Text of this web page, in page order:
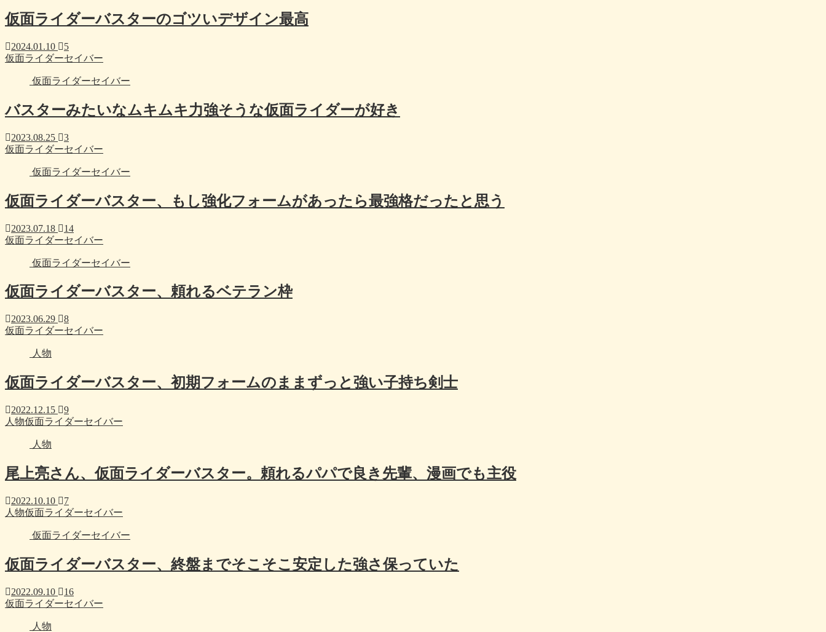
仮面ライダーバスターのゴツいデザイン最高
2024.01.10
5
仮面ライダーセイバー
仮面ライダーセイバー
バスターみたいなムキムキ力強そうな仮面ライダーが好き
2023.08.25
3
仮面ライダーセイバー
仮面ライダーセイバー
仮面ライダーバスター、もし強化フォームがあったら最強格だったと思う
2023.07.18
14
仮面ライダーセイバー
仮面ライダーセイバー
仮面ライダーバスター、頼れるベテラン枠
2023.06.29
8
仮面ライダーセイバー
人物
仮面ライダーバスター、初期フォームのままずっと強い子持ち剣士
2022.12.15
9
人物仮面ライダーセイバー
人物
尾上亮さん、仮面ライダーバスター。頼れるパパで良き先輩、漫画でも主役
2022.10.10
7
人物仮面ライダーセイバー
仮面ライダーセイバー
仮面ライダーバスター、終盤までそこそこ安定した強さ保っていた
2022.09.10
16
仮面ライダーセイバー
人物